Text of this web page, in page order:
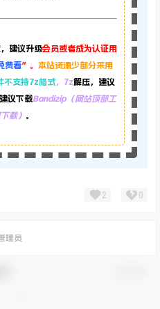
建议升级会员或者成为认证用
费看”。 本站资源少部分采用
不支持7z格式，7z解压，建议
议下载Bandizip（网站顶部工
载） 。
2 0
理员